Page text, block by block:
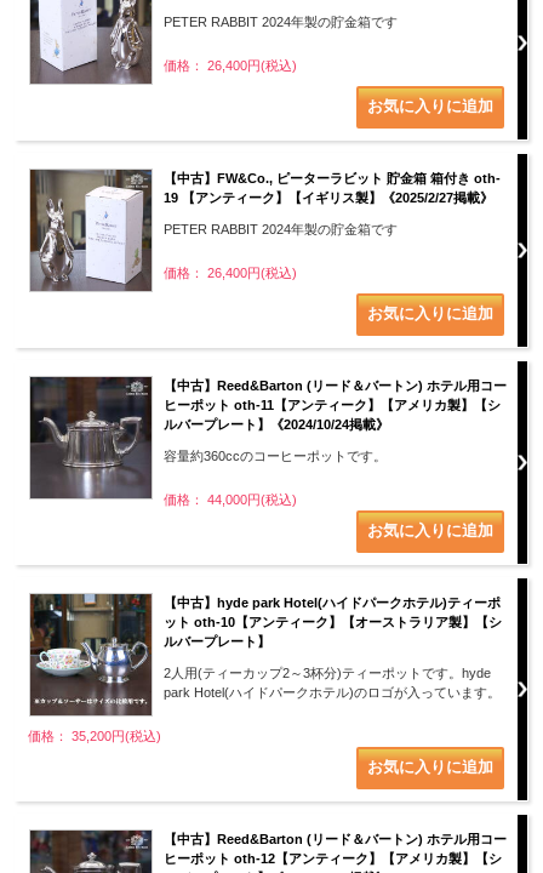
PETER RABBIT 2024年製の貯金箱です
価格： 26,400円(税込)
【中古】FW&Co., ピーターラビット 貯金箱 箱付き oth-
19 【アンティーク】【イギリス製】《2025/2/27掲載》
PETER RABBIT 2024年製の貯金箱です
価格： 26,400円(税込)
【中古】Reed&Barton (リード＆バートン) ホテル用コー
ヒーポット oth-11【アンティーク】【アメリカ製】【シ
ルバープレート】《2024/10/24掲載》
容量約360ccのコーヒーポットです。
価格： 44,000円(税込)
【中古】hyde park Hotel(ハイドパークホテル)ティーポ
ット oth-10【アンティーク】【オーストラリア製】【シ
ルバープレート】
2人用(ティーカップ2～3杯分)ティーポットです。hyde
park Hotel(ハイドパークホテル)のロゴが入っています。
価格： 35,200円(税込)
【中古】Reed&Barton (リード＆バートン) ホテル用コー
ヒーポット oth-12【アンティーク】【アメリカ製】【シ